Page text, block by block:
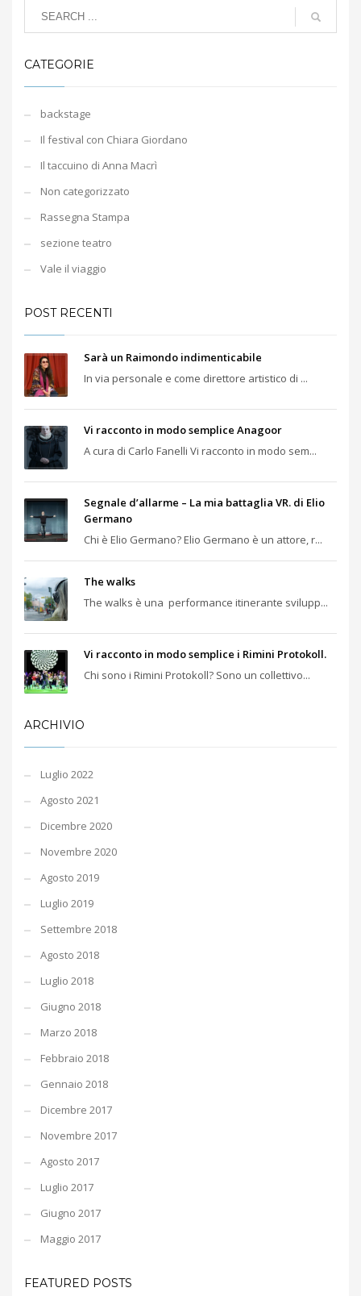
CATEGORIE
backstage
Il festival con Chiara Giordano
Il taccuino di Anna Macrì
Non categorizzato
Rassegna Stampa
sezione teatro
Vale il viaggio
POST RECENTI
Sarà un Raimondo indimenticabile
In via personale e come direttore artistico di ...
Vi racconto in modo semplice Anagoor
A cura di Carlo Fanelli Vi racconto in modo sem...
Segnale d’allarme – La mia battaglia VR. di Elio
Germano
Chi è Elio Germano? Elio Germano è un attore, r...
The walks
The walks è una performance itinerante svilupp...
Vi racconto in modo semplice i Rimini Protokoll.
Chi sono i Rimini Protokoll? Sono un collettivo...
ARCHIVIO
Luglio 2022
Agosto 2021
Dicembre 2020
Novembre 2020
Agosto 2019
Luglio 2019
Settembre 2018
Agosto 2018
Luglio 2018
Giugno 2018
Marzo 2018
Febbraio 2018
Gennaio 2018
Dicembre 2017
Novembre 2017
Agosto 2017
Luglio 2017
Giugno 2017
Maggio 2017
FEATURED POSTS